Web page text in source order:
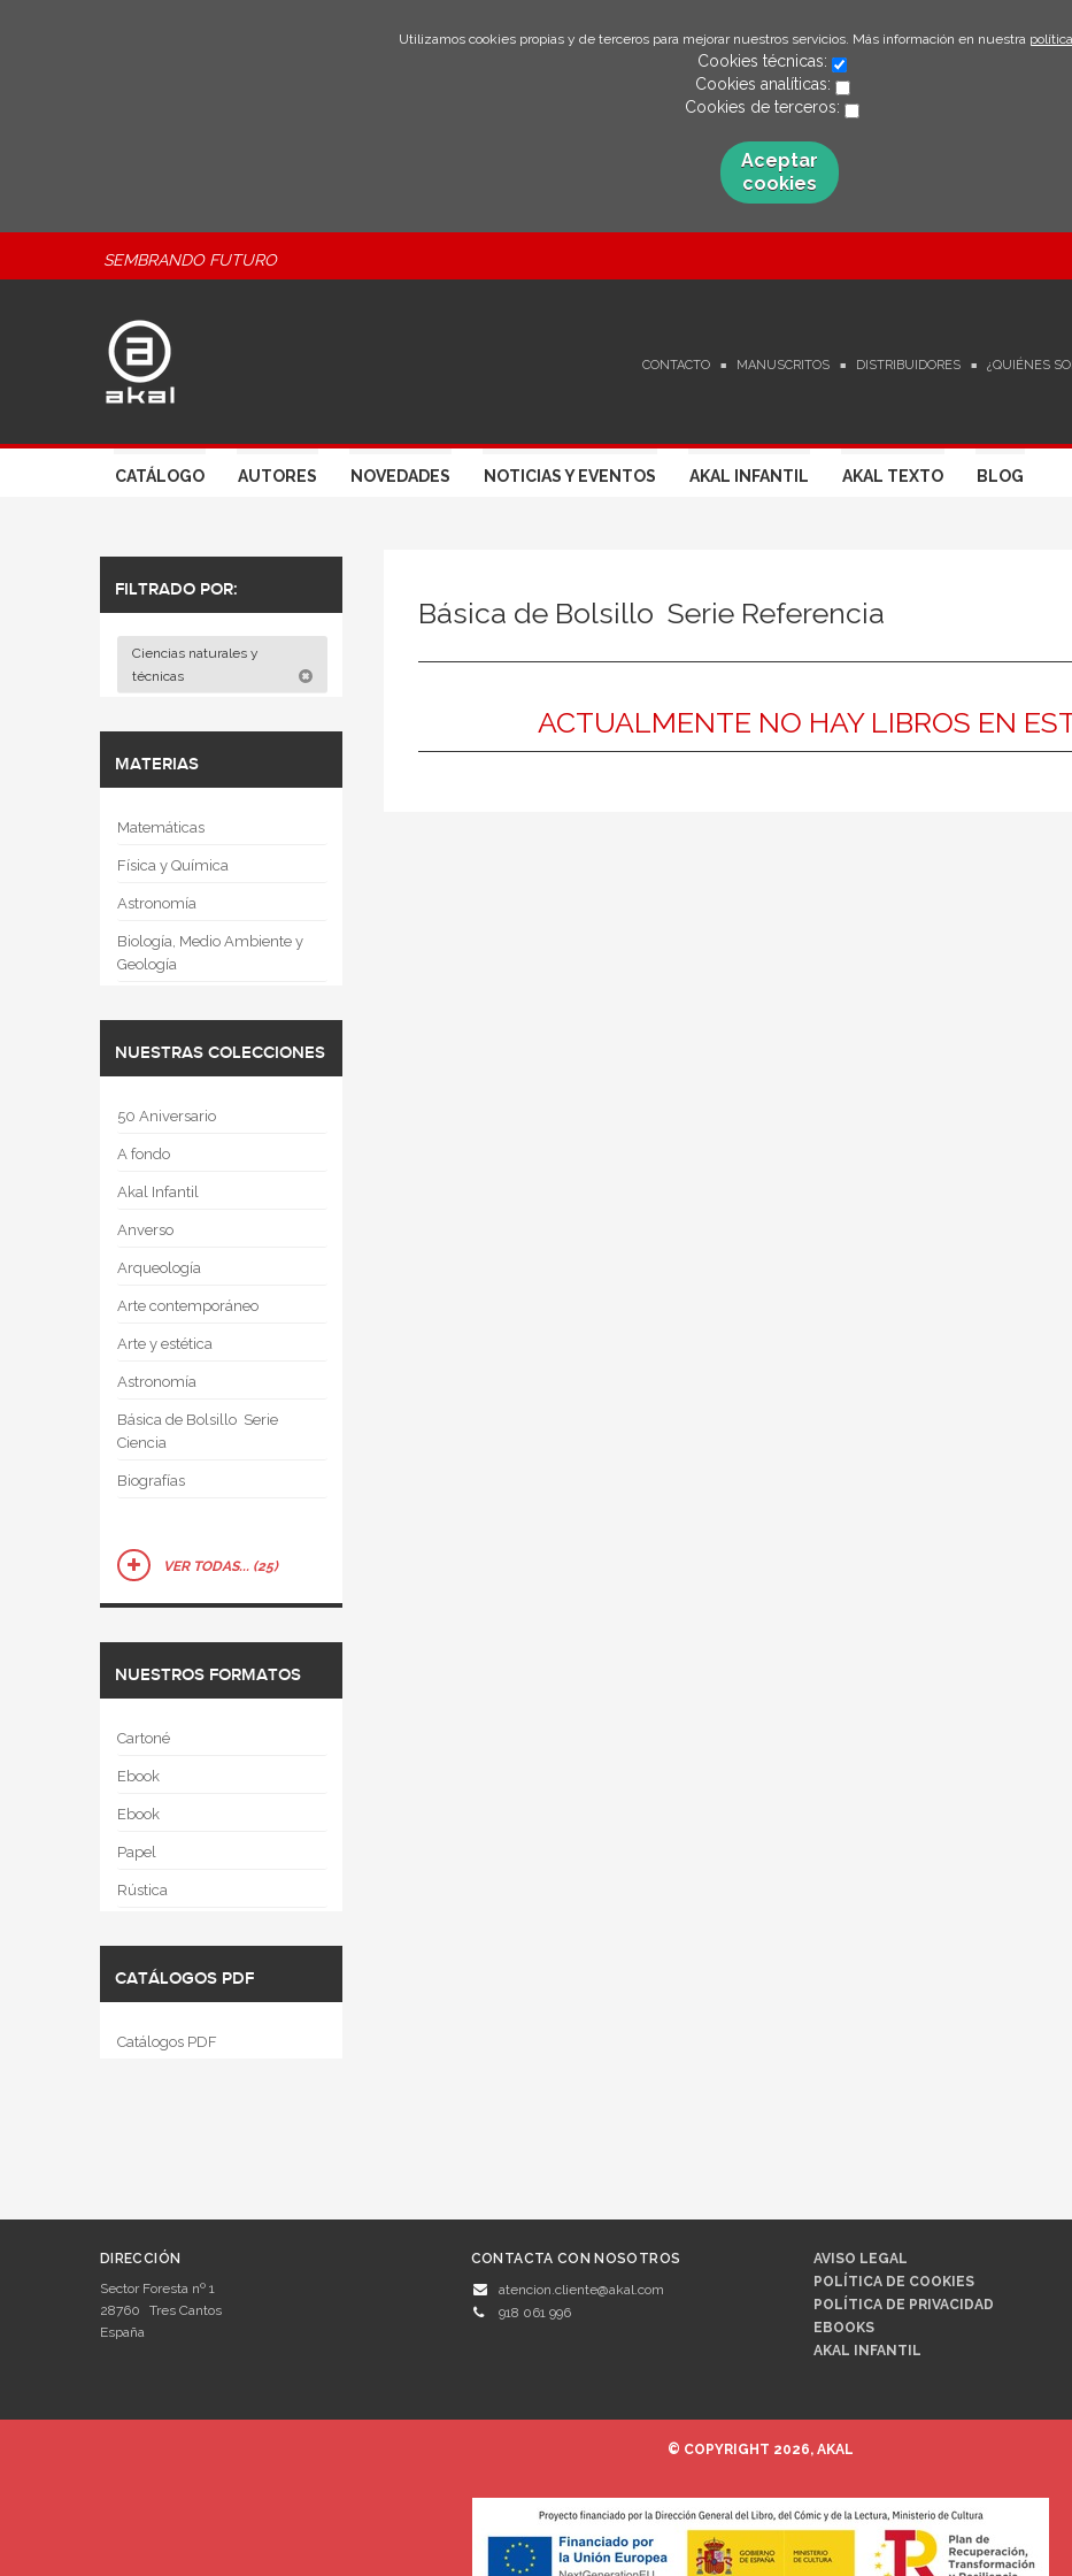
Utilizamos cookies propias y de terceros para mejorar nuestros servicios. Más información en nuestra
Cookies técnicas:
Cookies analíticas:
Cookies de terceros:
Aceptar
cookies
SEMBRANDO FUTURO
CONTACTO MANUSCRITOS DISTRIBUIDORES ¿QUIÉNES
CATÁLOGO AUTORES NOVEDADES NOTICIAS Y EVENTOS AKAL INFANTIL AKAL TEXTO BLOG
FILTRADO POR:
Ciencias naturales y
técnicas
MATERIAS
Matemáticas
Física y Química
Astronomía
Biología, Medio Ambiente y
Geología
NUESTRAS COLECCIONES
50 Aniversario
A fondo
Akal Infantil
Anverso
Arqueología
Arte contemporáneo
Arte y estética
Astronomía
Básica de Bolsillo  Serie
Ciencia
Biografías
VER TODAS... (25)
NUESTROS FORMATOS
Cartoné
Ebook
Ebook
Papel
Rústica
CATÁLOGOS PDF
Catálogos PDF
Básica de Bolsillo  Serie Referencia
ACTUALMENTE NO HAY LIBROS EN
DIRECCIÓN
Sector Foresta nº 1
28760
Tres Cantos
España
CONTACTA CON NOSOTROS
atencion.cliente@akal.com
918 061 996
AVISO LEGAL
POLÍTICA DE COOKIES
POLÍTICA DE PRIVACIDAD
EBOOKS
AKAL INFANTIL
© COPYRIGHT 2026, AKAL